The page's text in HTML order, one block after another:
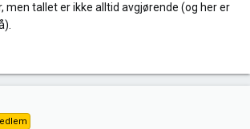
men tallet er ikke alltid avgjørende (og her er